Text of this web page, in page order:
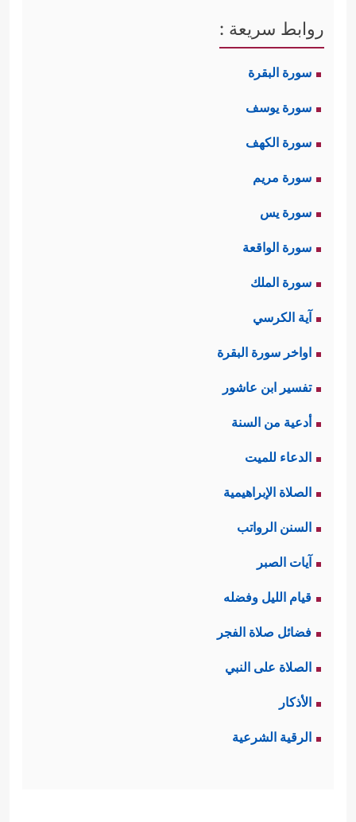
روابط سريعة :
سورة البقرة
سورة يوسف
سورة الكهف
سورة مريم
سورة يس
سورة الواقعة
سورة الملك
آية الكرسي
اواخر سورة البقرة
تفسير ابن عاشور
أدعية من السنة
الدعاء للميت
الصلاة الإبراهيمية
السنن الرواتب
آيات الصبر
قيام الليل وفضله
فضائل صلاة الفجر
الصلاة على النبي
الأذكار
الرقية الشرعية